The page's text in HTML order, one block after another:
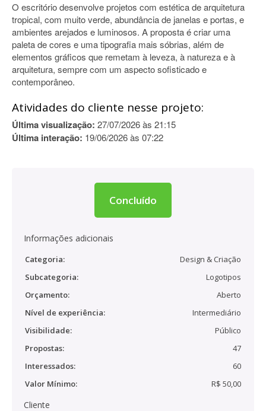
O escritório desenvolve projetos com estética de arquitetura
tropical, com muito verde, abundância de janelas e portas, e
ambientes arejados e luminosos. A proposta é criar uma
paleta de cores e uma tipografia mais sóbrias, além de
elementos gráficos que remetam à leveza, à natureza e à
arquitetura, sempre com um aspecto sofisticado e
contemporâneo.
Atividades do cliente nesse projeto:
Última visualização: 27/07/2026 às 21:15
Última interação: 19/06/2026 às 07:22
Concluído
Informações adicionais
Categoria:
Design & Criação
Subcategoria:
Logotipos
Orçamento:
Aberto
Nível de experiência:
Intermediário
Visibilidade:
Público
Propostas:
47
Interessados:
60
Valor Mínimo:
R$ 50,00
Cliente